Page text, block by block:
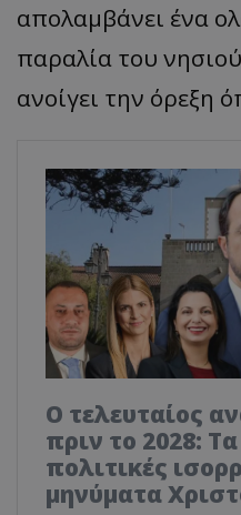
απολαμβάνει ένα
παραλία του
ανοίγει την όρεξη
Ο τελευταίος
πριν το 2028:
πολιτικές
μηνύματα